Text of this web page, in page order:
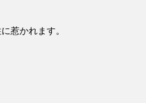
惹かれます。